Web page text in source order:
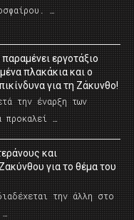
…
εργοτάξιο
πλακάκια και ο
για τη Ζάκυνθο!
την έναρξη των
…
και
για το θέμα του
την άλλη στο